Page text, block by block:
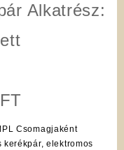
Alkatrész:
Csomagjaként
elektromos